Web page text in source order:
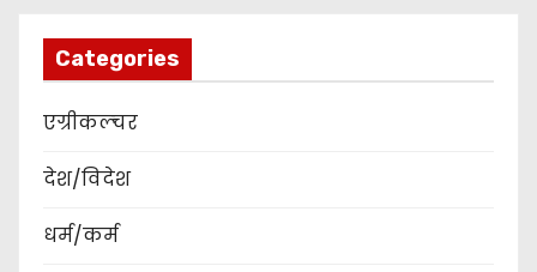
Categories
एग्रीकल्चर
देश/विदेश
धर्म/कर्म